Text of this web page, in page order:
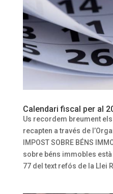
Calendari fiscal per al
Us recordem breument
recapten a través de
IMPOST SOBRE BÉNS
sobre béns immobles
77 del text refós de la Llei